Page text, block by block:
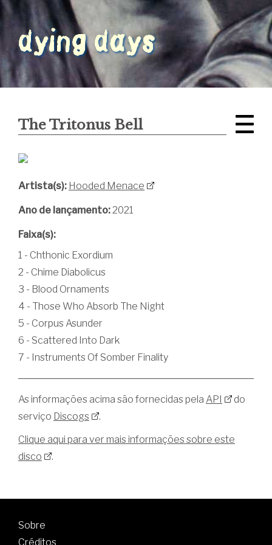
The Tritonus Bell
Artista(s): Hooded Menace
Ano de lançamento:2021
Faixa(s):
1 - Chthonic Exordium
2 - Chime Diabolicus
3 - Blood Ornaments
4 - Those Who Absorb The Night
5 - Corpus Asunder
6 - Scattered Into Dark
7 - Instruments Of Somber Finality
As informações acima são fornecidas pela API
do
serviço Discogs
.
Clique aqui para ver mais informações sobre este
disco
.
Sobre
Créditos